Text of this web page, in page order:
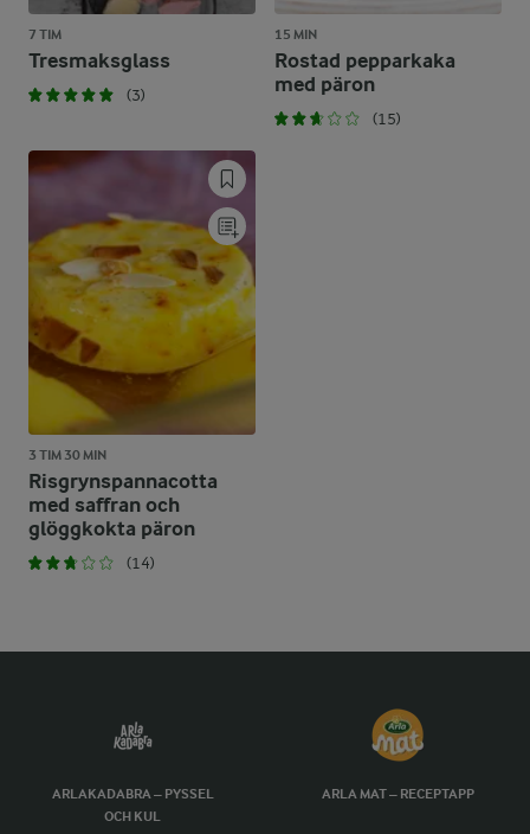
7 TIM
Tresmaksglass
(3)
15 MIN
Rostad pepparkaka
med päron
(15)
3 TIM 30 MIN
Risgrynspannacotta
med saffran och
glöggkokta päron
(14)
ARLAKADABRA – PYSSEL
OCH KUL
ARLA MAT – RECEPTAPP